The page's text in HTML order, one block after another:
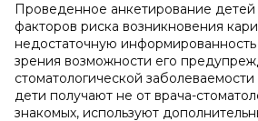
Проведенное анкетирование
факторов риска возникновения
недостаточную информированность
зрения возможности его
стоматологической
дети получают не от врача-
знакомых, используют